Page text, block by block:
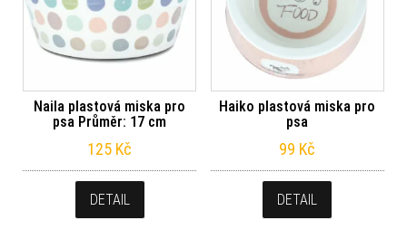
Naila plastová miska pro
psa Průměr: 17 cm
125 Kč
DETAIL
Haiko plastová miska pro
psa
99 Kč
DETAIL